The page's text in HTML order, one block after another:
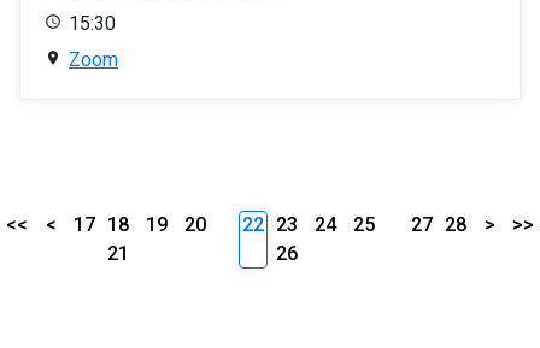
15:30
Zoom
<< < 17 18 19
20
21
22 23 24
25
26
27 28 > >>